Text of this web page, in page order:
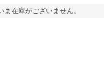
在庫がございません。